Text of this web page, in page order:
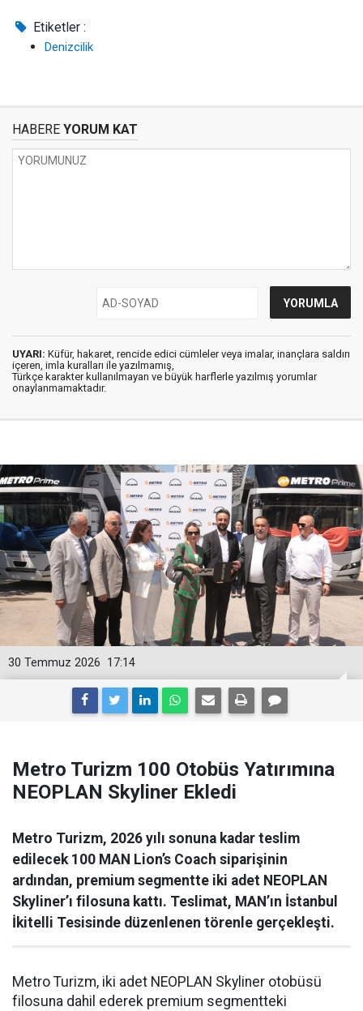
Etiketler :
Denizcilik
HABERE YORUM KAT
UYARI: Küfür, hakaret, rencide edici cümleler veya imalar, inançlara saldırı
içeren, imla kuralları ile yazılmamış,
Türkçe karakter kullanılmayan ve büyük harflerle yazılmış yorumlar
onaylanmamaktadır.
17:14
30 Temmuz 2026
Metro Turizm 100 Otobüs Yatırımına
NEOPLAN Skyliner Ekledi
Metro Turizm, 2026 yılı sonuna kadar teslim
edilecek 100 MAN Lion’s Coach siparişinin
ardından, premium segmentte iki adet NEOPLAN
Skyliner’ı filosuna kattı. Teslimat, MAN’ın İstanbul
İkitelli Tesisinde düzenlenen törenle gerçekleşti.
Metro Turizm, iki adet NEOPLAN Skyliner otobüsü
filosuna dahil ederek premium segmentteki